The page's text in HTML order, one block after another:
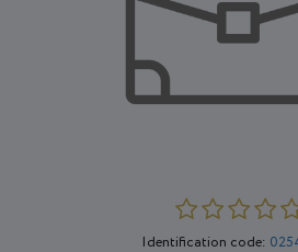
Identification code: